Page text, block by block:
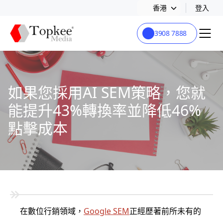
香港 登入
3908 7888
如果您採用AI SEM策略，您就
能提升43%轉換率並降低46%
點擊成本
在數位行銷領域， Google SEM正經歷著前所未有的